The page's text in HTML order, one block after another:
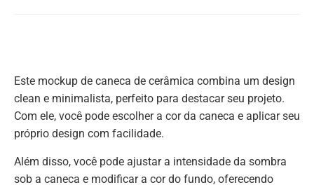
Este mockup de caneca de cerâmica combina um design
clean e minimalista, perfeito para destacar seu projeto.
Com ele, você pode escolher a cor da caneca e aplicar seu
próprio design com facilidade.
Além disso, você pode ajustar a intensidade da sombra
sob a caneca e modificar a cor do fundo, oferecendo